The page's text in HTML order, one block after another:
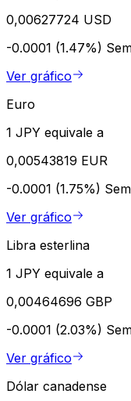
0,00627724 USD
-0.0001 (1.47%)
Ver gráfico
Euro
1 JPY equivale a
0,00543819 EUR
-0.0001 (1.75%)
Ver gráfico
Libra esterlina
1 JPY equivale a
0,00464696 GBP
-0.0001 (2.03%)
Ver gráfico
Dólar canadense